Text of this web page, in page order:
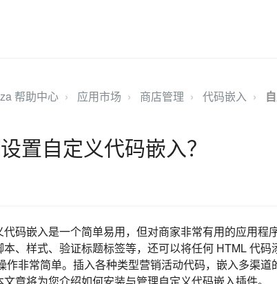
帮助中心 应用市场 商店管理 代码嵌入
置自定义代码嵌入？
代码嵌入是一个简单易用，但对商家非常有用的应用程
本、样式、验证标题标签等，还可以将任何 HTML 代
作非常简单。插入各种类型营销活动代码，嵌入多渠道